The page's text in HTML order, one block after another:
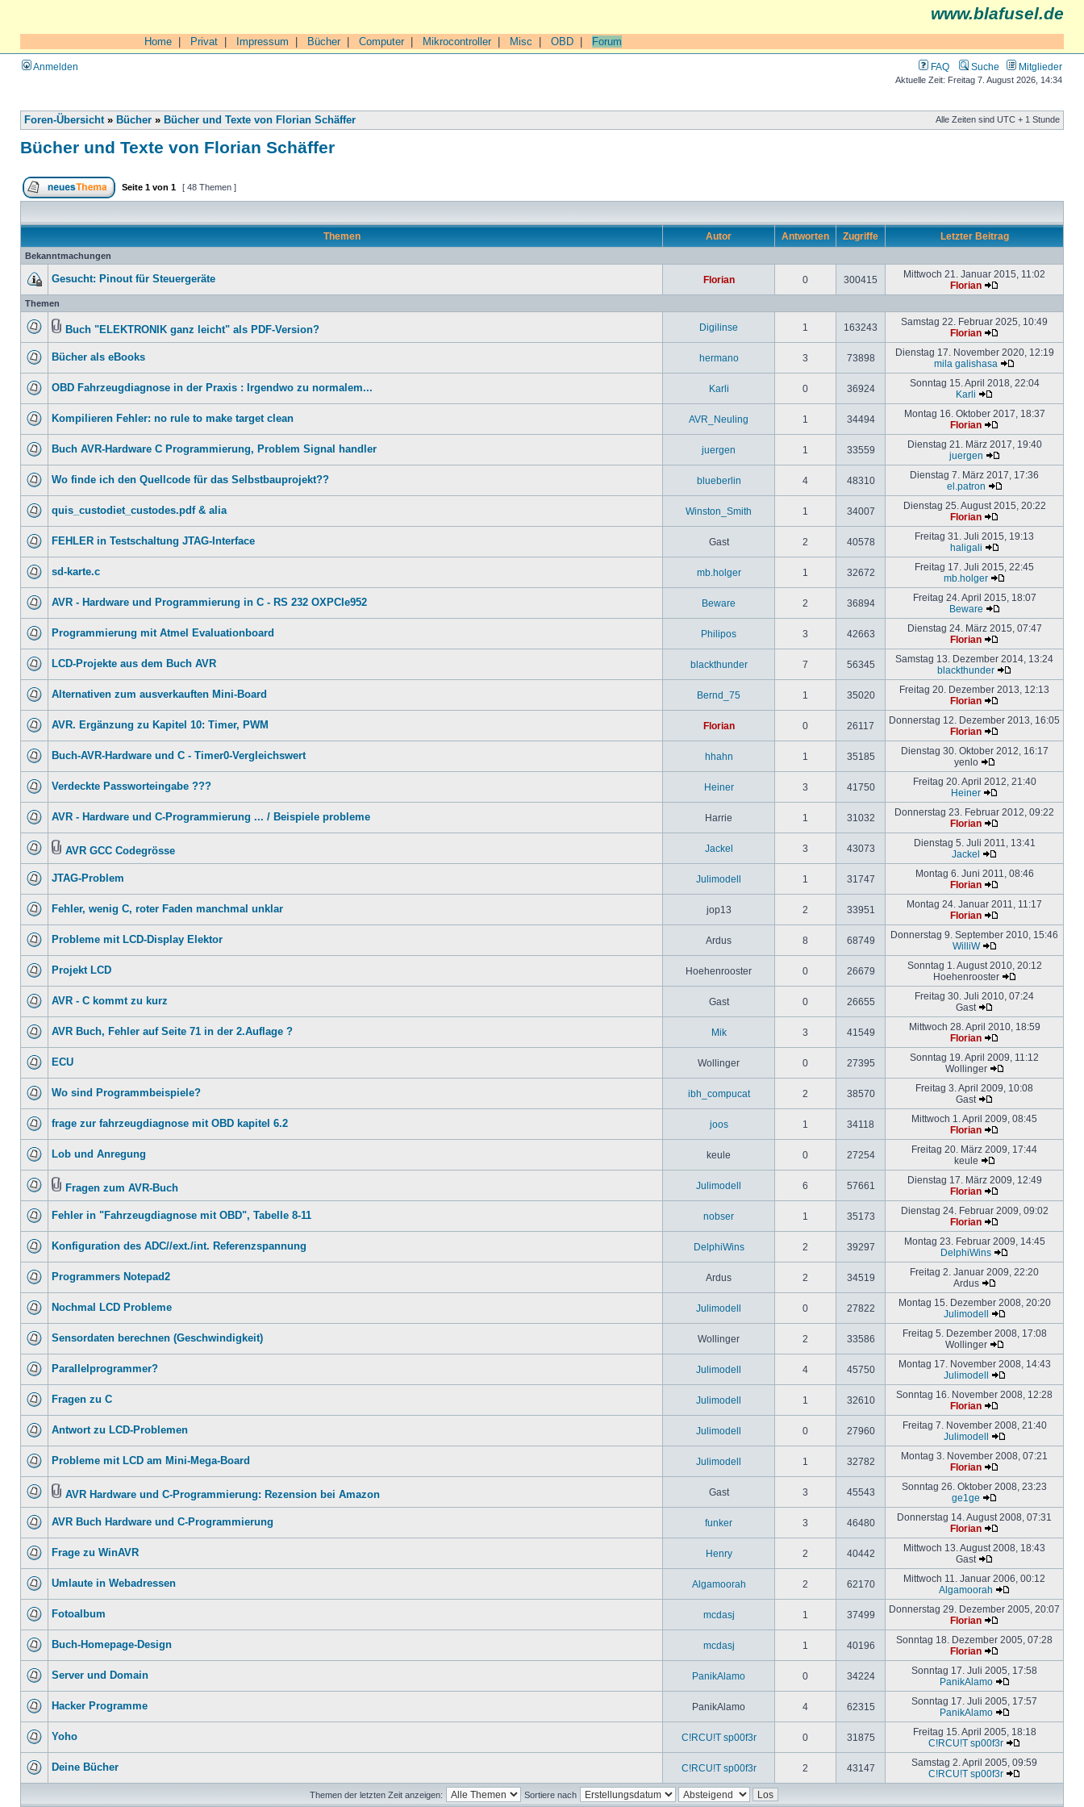
www.blafusel.de
Home Privat Impressum Bücher| Computer| Mikrocontroller| Misc OBD Forum
Anmelden FAQ Suche Mitglieder
Aktuelle Zeit: Freitag 7. August 2026, 14:34
Foren-Übersicht» Bücher » Bücher und Texte von Florian Schäffer Alle Zeiten sind UTC + 1 Stunde
Bücher und Texte von Florian Schäffer
Seite 1 von 1 [ 48 Themen ]
Themen Autor Antworten Zugriffe Letzter Beitrag
Bekanntmachungen
Gesucht: Pinout für Steuergeräte Florian 0 300415
Mittwoch 21. Januar 2015, 11:02
Florian
Themen
Buch "ELEKTRONIK ganz leicht" als PDF-Version? Digilinse 1 163243
Samstag 22. Februar 2025, 10:49
Florian
Bücher als eBooks hermano 3 73898
Dienstag 17. November 2020, 12:19
mila galishasa
OBD Fahrzeugdiagnose in der Praxis : Irgendwo zu normalem... Karli 0 36924
Sonntag 15. April 2018, 22:04
Karli
Kompilieren Fehler: no rule to make target clean AVR_Neuling 1 34494
Montag 16. Oktober 2017, 18:37
Florian
Buch AVR-Hardware C Programmierung, Problem Signal handler juergen 1 33559
Dienstag 21. März 2017, 19:40
juergen
Wo finde ich den Quellcode für das Selbstbauprojekt?? blueberlin 4 48310
Dienstag 7. März 2017, 17:36
el.patron
quis_custodiet_custodes.pdf & alia Winston_Smith 1 34007
Dienstag 25. August 2015, 20:22
Florian
FEHLER in Testschaltung JTAG-Interface Gast 2 40578
Freitag 31. Juli 2015, 19:13
haligali
sd-karte.c mb.holger 1 32672
Freitag 17. Juli 2015, 22:45
mb.holger
AVR - Hardware und Programmierung in C - RS 232 OXPCIe952 Beware 2 36894
Freitag 24. April 2015, 18:07
Beware
Programmierung mit Atmel Evaluationboard Philipos 3 42663
Dienstag 24. März 2015, 07:47
Florian
LCD-Projekte aus dem Buch AVR blackthunder 7 56345
Samstag 13. Dezember 2014, 13:24
blackthunder
Alternativen zum ausverkauften Mini-Board Bernd_75 1 35020
Freitag 20. Dezember 2013, 12:13
Florian
AVR. Ergänzung zu Kapitel 10: Timer, PWM Florian 0 26117
Donnerstag 12. Dezember 2013, 16:05
Florian
Buch-AVR-Hardware und C - Timer0-Vergleichswert hhahn 1 35185
Dienstag 30. Oktober 2012, 16:17
yenlo
Verdeckte Passworteingabe ??? Heiner 3 41750
Freitag 20. April 2012, 21:40
Heiner
AVR - Hardware und C-Programmierung ... / Beispiele probleme Harrie 1 31032
Donnerstag 23. Februar 2012, 09:22
Florian
AVR GCC Codegrösse Jackel 3 43073
Dienstag 5. Juli 2011, 13:41
Jackel
JTAG-Problem Julimodell 1 31747
Montag 6. Juni 2011, 08:46
Florian
Fehler, wenig C, roter Faden manchmal unklar jop13 2 33951
Montag 24. Januar 2011, 11:17
Florian
Probleme mit LCD-Display Elektor Ardus 8 68749
Donnerstag 9. September 2010, 15:46
WilliW
Projekt LCD Hoehenrooster 0 26679
Sonntag 1. August 2010, 20:12
Hoehenrooster
AVR - C kommt zu kurz Gast 0 26655
Freitag 30. Juli 2010, 07:24
Gast
AVR Buch, Fehler auf Seite 71 in der 2.Auflage ? Mik 3 41549
Mittwoch 28. April 2010, 18:59
Florian
ECU Wollinger 0 27395
Sonntag 19. April 2009, 11:12
Wollinger
Wo sind Programmbeispiele? ibh_compucat 2 38570
Freitag 3. April 2009, 10:08
Gast
frage zur fahrzeugdiagnose mit OBD kapitel 6.2 joos 1 34118
Mittwoch 1. April 2009, 08:45
Florian
Lob und Anregung keule 0 27254
Freitag 20. März 2009, 17:44
keule
Fragen zum AVR-Buch Julimodell 6 57661
Dienstag 17. März 2009, 12:49
Florian
Fehler in "Fahrzeugdiagnose mit OBD", Tabelle 8-11 nobser 1 35173
Dienstag 24. Februar 2009, 09:02
Florian
Konfiguration des ADC//ext./int. Referenzspannung DelphiWins 2 39297
Montag 23. Februar 2009, 14:45
DelphiWins
Programmers Notepad2 Ardus 2 34519
Freitag 2. Januar 2009, 22:20
Ardus
Nochmal LCD Probleme Julimodell 0 27822
Montag 15. Dezember 2008, 20:20
Julimodell
Sensordaten berechnen (Geschwindigkeit) Wollinger 2 33586
Freitag 5. Dezember 2008, 17:08
Wollinger
Parallelprogrammer? Julimodell 4 45750
Montag 17. November 2008, 14:43
Julimodell
Fragen zu C Julimodell 1 32610
Sonntag 16. November 2008, 12:28
Florian
Antwort zu LCD-Problemen Julimodell 0 27960
Freitag 7. November 2008, 21:40
Julimodell
Probleme mit LCD am Mini-Mega-Board Julimodell 1 32782
Montag 3. November 2008, 07:21
Florian
AVR Hardware und C-Programmierung: Rezension bei Amazon Gast 3 45543
Sonntag 26. Oktober 2008, 23:23
ge1ge
AVR Buch Hardware und C-Programmierung funker 3 46480
Donnerstag 14. August 2008, 07:31
Florian
Frage zu WinAVR Henry 2 40442
Mittwoch 13. August 2008, 18:43
Gast
Umlaute in Webadressen Algamoorah 2 62170
Mittwoch 11. Januar 2006, 00:12
Algamoorah
Fotoalbum mcdasj 1 37499
Donnerstag 29. Dezember 2005, 20:07
Florian
Buch-Homepage-Design mcdasj 1 40196
Sonntag 18. Dezember 2005, 07:28
Florian
Server und Domain PanikAlamo 0 34224
Sonntag 17. Juli 2005, 17:58
PanikAlamo
Hacker Programme PanikAlamo 4 62315
Sonntag 17. Juli 2005, 17:57
PanikAlamo
Yoho C!RCU!T sp00f3r 0 31875
Freitag 15. April 2005, 18:18
C!RCU!T sp00f3r
Deine Bücher C!RCU!T sp00f3r 2 43147
Samstag 2. April 2005, 09:59
C!RCU!T sp00f3r
Themen der letzten Zeit anzeigen: Sortiere nach